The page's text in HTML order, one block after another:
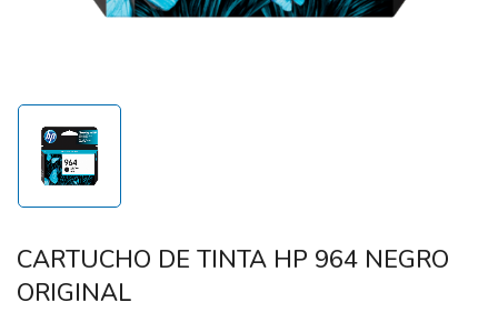
CARTUCHO DE TINTA HP 964 NEGRO
ORIGINAL